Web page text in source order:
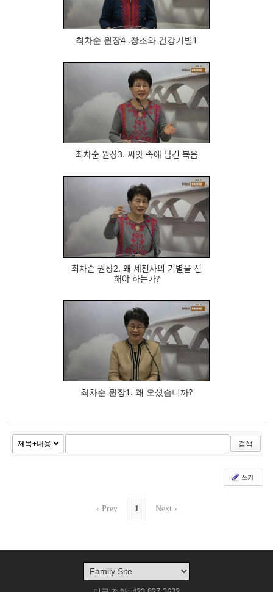
최차순 원장4 .창조와 건강기별1
최차순 원장3. 씨앗 속에 담긴 복음
최차순 원장2. 왜 세천사의 기별을 전
해야 하는가?
최차순 원장1. 왜 오셨습니까?
검색
쓰기
‹ Prev 1 Next ›